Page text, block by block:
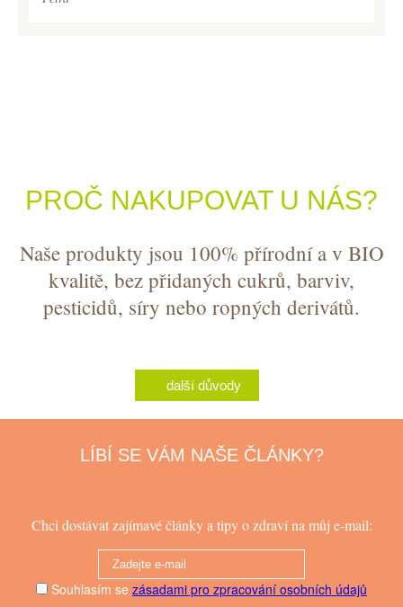
PROČ NAKUPOVAT U NÁS?
Naše produkty jsou 100% přírodní a v BIO
kvalitě, bez přidaných cukrů, barviv,
pesticidů, síry nebo ropných derivátů.
další důvody
LÍBÍ SE VÁM NAŠE ČLÁNKY?
Chci dostávat zajímavé články a tipy o zdraví na můj e-mail:
Souhlasím se zásadami pro zpracování osobních údajů